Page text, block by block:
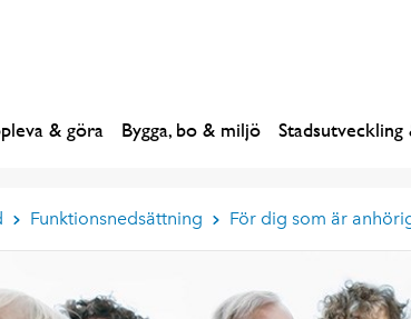
& göra Bygga, bo & miljö
Funktionsnedsättning För dig som är